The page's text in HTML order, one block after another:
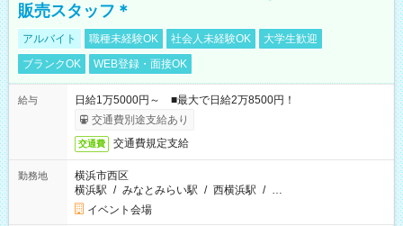
販売スタッフ＊
アルバイト 職種未経験OK 社会人未経験OK
大学生歓迎
ブランクOK
WEB登録・面接OK
給与
日給1万5000円～ ■最大で日給2万8500円！
交通費別途支給あり
交通費 交通費規定支給
勤務地
横浜市西区
横浜駅 / みなとみらい駅 / 西横浜駅 / …
イベント会場